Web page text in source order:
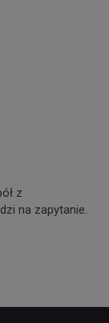
z
na zapytanie.